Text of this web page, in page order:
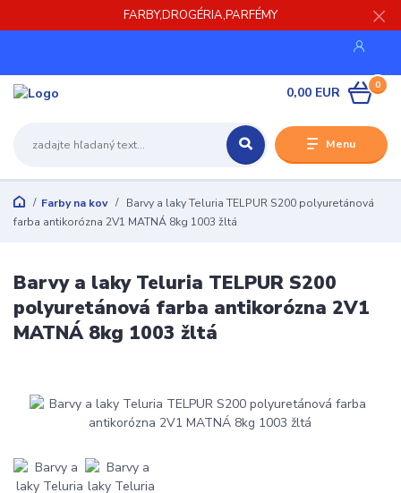
FARBY,DROGÉRIA,PARFÉMY
Menu
0
0,00 EUR
Farby na kov
Barvy a laky Teluria TELPUR S200 polyuretánová
farba antikorózna 2V1 MATNÁ 8kg 1003 žltá
Barvy a laky Teluria TELPUR S200
polyuretánová farba antikorózna 2V1
MATNÁ 8kg 1003 žltá